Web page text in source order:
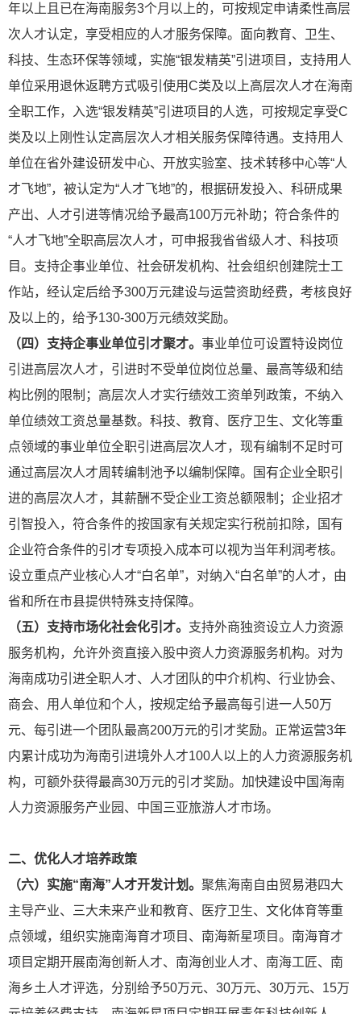
年以上且已在海南服务3个月以上的，可按规定申请柔性高层
次人才认定，享受相应的人才服务保障。面向教育、卫生、
科技、生态环保等领域，实施“银发精英”引进项目，支持用人
单位采用退休返聘方式吸引使用C类及以上高层次人才在海南
全职工作，入选“银发精英”引进项目的人选，可按规定享受C
类及以上刚性认定高层次人才相关服务保障待遇。支持用人
单位在省外建设研发中心、开放实验室、技术转移中心等“人
才飞地”，被认定为“人才飞地”的，根据研发投入、科研成果
产出、人才引进等情况给予最高100万元补助；符合条件的
“人才飞地”全职高层次人才，可申报我省省级人才、科技项
目。支持企事业单位、社会研发机构、社会组织创建院士工
作站，经认定后给予300万元建设与运营资助经费，考核良好
及以上的，给予130-300万元绩效奖励。
（四）支持企事业单位引才聚才。 事业单位可设置特设岗位
引进高层次人才，引进时不受单位岗位总量、最高等级和结
构比例的限制；高层次人才实行绩效工资单列政策，不纳入
单位绩效工资总量基数。科技、教育、医疗卫生、文化等重
点领域的事业单位全职引进高层次人才，现有编制不足时可
通过高层次人才周转编制池予以编制保障。国有企业全职引
进的高层次人才，其薪酬不受企业工资总额限制；企业招才
引智投入，符合条件的按国家有关规定实行税前扣除，国有
企业符合条件的引才专项投入成本可以视为当年利润考核。
设立重点产业核心人才“白名单”，对纳入“白名单”的人才，由
省和所在市县提供特殊支持保障。
（五）支持市场化社会化引才。 支持外商独资设立人力资源
服务机构，允许外资直接入股中资人力资源服务机构。对为
海南成功引进全职人才、人才团队的中介机构、行业协会、
商会、用人单位和个人，按规定给予最高每引进一人50万
元、每引进一个团队最高200万元的引才奖励。正常运营3年
内累计成功为海南引进境外人才100人以上的人力资源服务机
构，可额外获得最高30万元的引才奖励。加快建设中国海南
人力资源服务产业园、中国三亚旅游人才市场。
二、优化人才培养政策
（六）实施“南海”人才开发计划。 聚焦海南自由贸易港四大
主导产业、三大未来产业和教育、医疗卫生、文化体育等重
点领域，组织实施南海育才项目、南海新星项目。南海育才
项目定期开展南海创新人才、南海创业人才、南海工匠、南
海乡土人才评选，分别给予50万元、30万元、30万元、15万